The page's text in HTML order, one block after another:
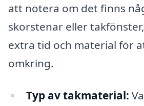
att notera om det finns
skorstenar eller
extra tid och material för
omkring.
Typ av takmaterial: